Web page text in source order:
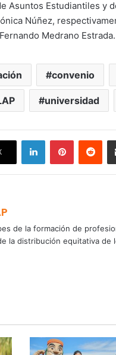
Asuntos Estudiantiles y
Núñez,
Medrano Estrada.
convenio
universidad
LinkedInPinterest
de la formación de
la distribución equitativa de